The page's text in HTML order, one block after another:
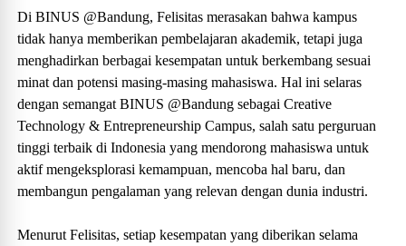
Di BINUS @Bandung, Felisitas merasakan bahwa kampus
tidak hanya memberikan pembelajaran akademik, tetapi juga
menghadirkan berbagai kesempatan untuk berkembang sesuai
minat dan potensi masing-masing mahasiswa. Hal ini selaras
dengan semangat BINUS @Bandung sebagai Creative
Technology & Entrepreneurship Campus, salah satu perguruan
tinggi terbaik di Indonesia yang mendorong mahasiswa untuk
aktif mengeksplorasi kemampuan, mencoba hal baru, dan
membangun pengalaman yang relevan dengan dunia industri.
Menurut Felisitas, setiap kesempatan yang diberikan selama